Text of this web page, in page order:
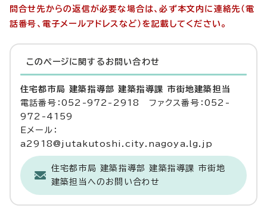
問合せ先からの返信が必要な場合は、必ず本文内に連絡先（電
話番号、電子メールアドレスなど）を記載してください。
このページに関する お問い合わせ
住宅都市局 建築指導部 建築指導課 市街地建築担当
電話番号：052-972-2918 ファクス番号：052-
972-4159
Eメール：
a2918@jutakutoshi.city.nagoya.lg.jp
住宅都市局 建築指導部 建築指導課 市街地
建築担当へのお問い合わせ